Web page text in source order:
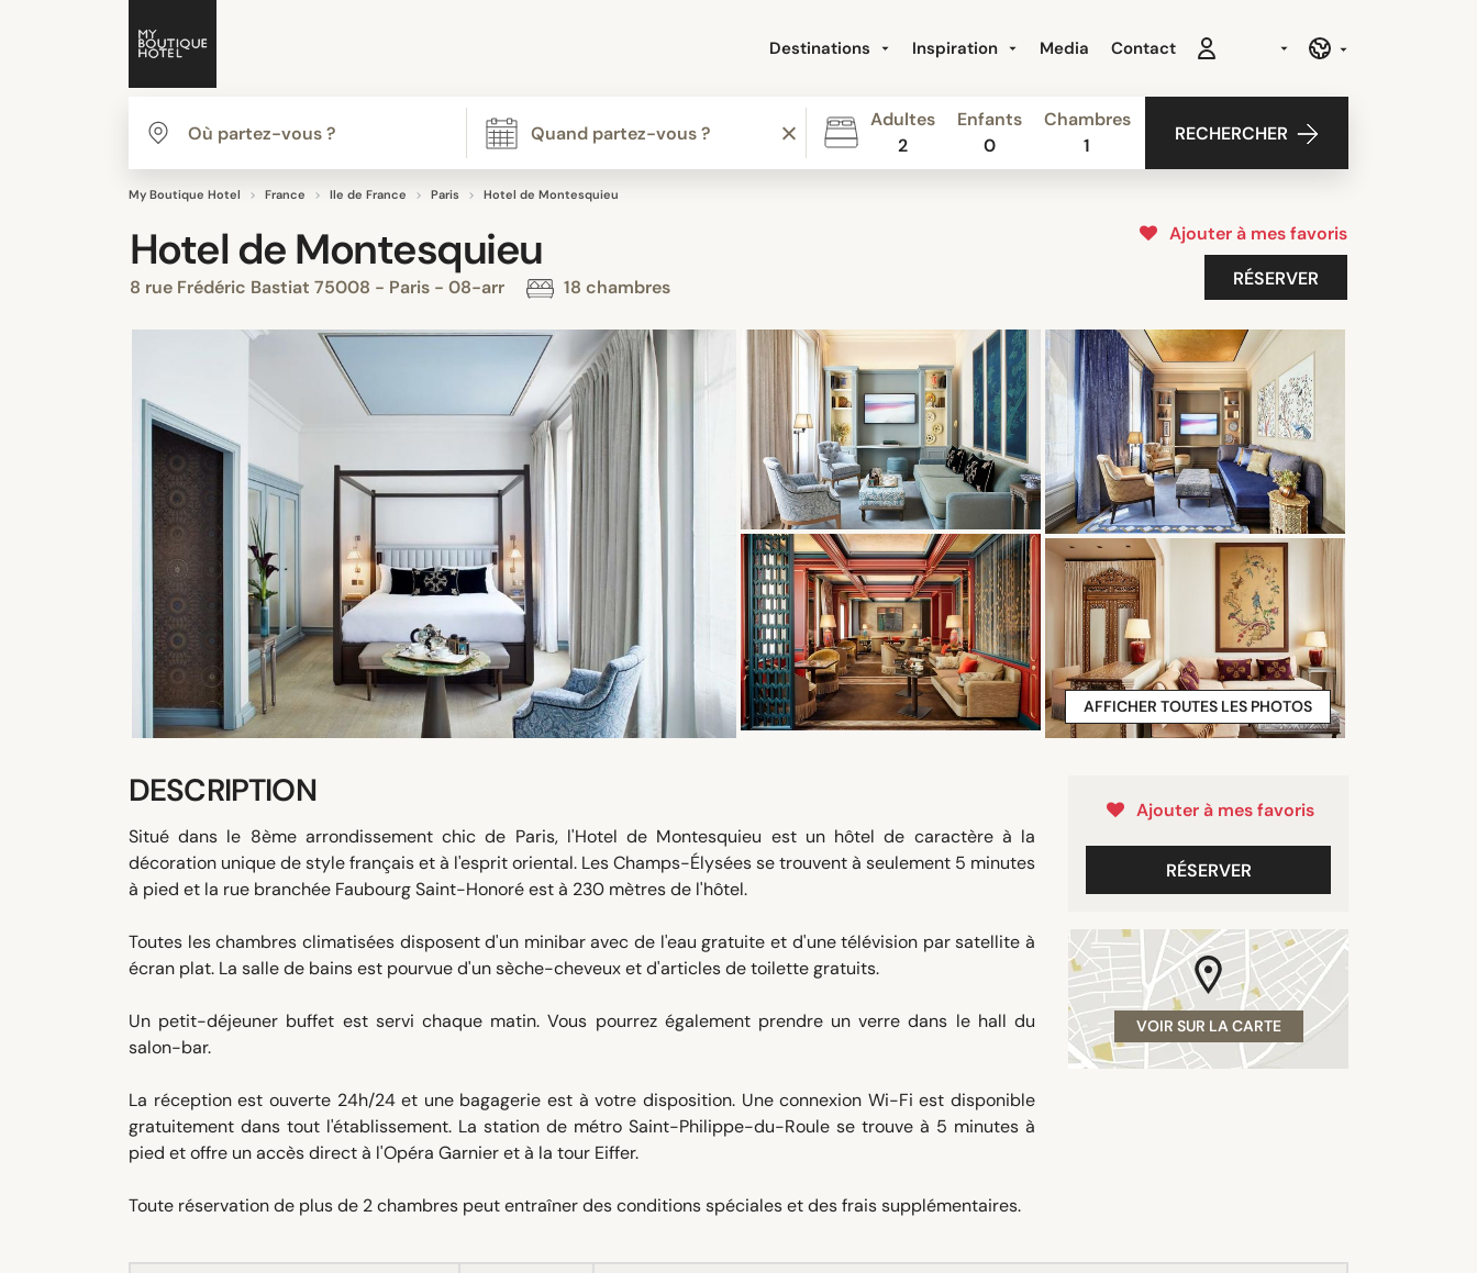
Destinations Inspiration Media Contact
Adultes
2
Enfants
0
Chambres
1
RECHERCHER
My Boutique Hotel France Ile de France Paris Hotel de Montesquieu
Hotel de Montesquieu
8 rue Frédéric Bastiat 75008 - Paris - 08-arr 18 chambres
Ajouter à mes favoris
RÉSERVER
AFFICHER TOUTES LES PHOTOS
Ajouter à mes favoris
RÉSERVER
VOIR SUR LA CARTE
DESCRIPTION
Situé dans le 8ème arrondissement chic de Paris, l'Hotel de Montesquieu est un hôtel de caractère à la
décoration unique de style français et à l'esprit oriental. Les Champs-Élysées se trouvent à seulement 5 minutes
à pied et la rue branchée Faubourg Saint-Honoré est à 230 mètres de l'hôtel.
Toutes les chambres climatisées disposent d'un minibar avec de l'eau gratuite et d'une télévision par satellite à
écran plat. La salle de bains est pourvue d'un sèche-cheveux et d'articles de toilette gratuits.
Un petit-déjeuner buffet est servi chaque matin. Vous pourrez également prendre un verre dans le hall du
salon-bar.
La réception est ouverte 24h/24 et une bagagerie est à votre disposition. Une connexion Wi-Fi est disponible
gratuitement dans tout l'établissement. La station de métro Saint-Philippe-du-Roule se trouve à 5 minutes à
pied et offre un accès direct à l'Opéra Garnier et à la tour Eiffer.
Toute réservation de plus de 2 chambres peut entraîner des conditions spéciales et des frais supplémentaires.